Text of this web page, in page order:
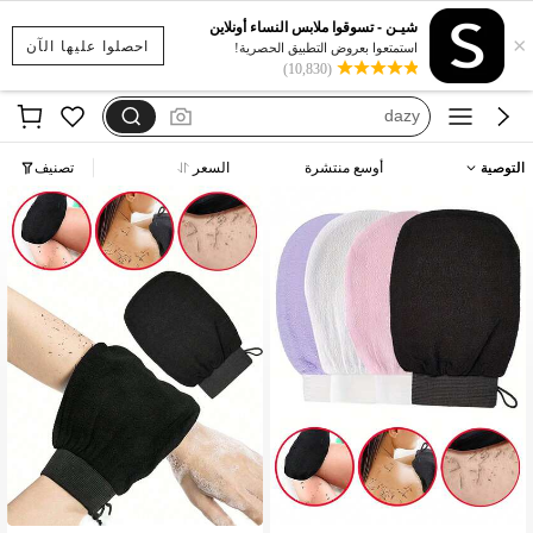
احصلوا عليها الآن ×
شيـن - تسوقوا ملابس النساء أونلاين
استمتعوا بعروض التطبيق الحصرية!
(10,830)
فستان يخفي الكرش
dazy
فستان اكمام طويله
التوصية أوسع منتشرة السعر تصنيف